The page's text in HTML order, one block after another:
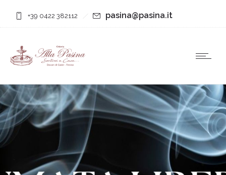
+39 0422 382112 pasina@pasina.it